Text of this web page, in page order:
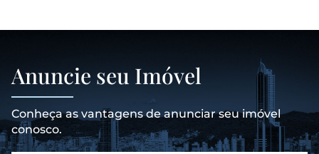
Anuncie seu Imóvel
Conheça as vantagens de anunciar seu imóvel
conosco.